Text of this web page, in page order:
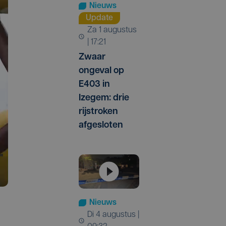
Nieuws
Update
za 1 augustus
| 17:21
Zwaar
ongeval op
E403 in
Izegem: drie
rijstroken
afgesloten
Nieuws
di 4 augustus |